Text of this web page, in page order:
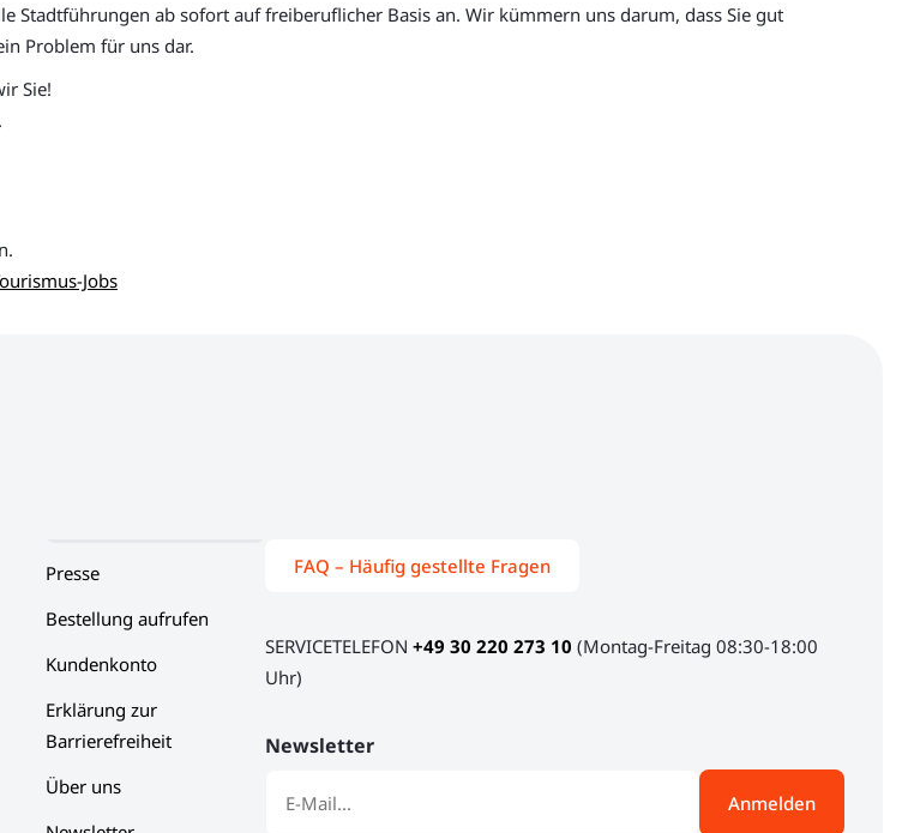
ab sofort auf freiberuflicher Basis an. Wir kümmern uns darum, dass Sie gut
Problem für uns dar.
Sie!
Jobs
Presse
Bestellung aufrufen
Kundenkonto
Erklärung zur
Barrierefreiheit
Über uns
FAQ – Häufig gestellte Fragen
SERVICETELEFON+49 30 220 273 10 (Montag-Freitag 08:30-18:00
Uhr)
Newsletter
Anmelden